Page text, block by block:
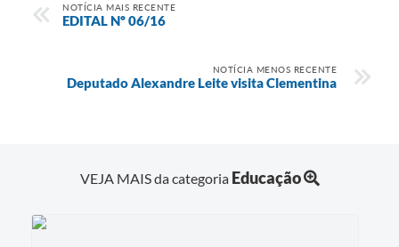
NOTÍCIA MAIS RECENTE
EDITAL Nº 06/16
NOTÍCIA MENOS RECENTE
Deputado Alexandre Leite visita Clementina
VEJA MAIS da categoria Educação